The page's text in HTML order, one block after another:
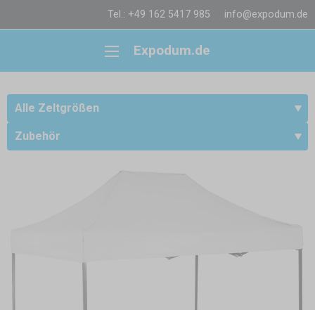
Tel.: +49 162 5417 985 info@expodum.de
Expodum.de
Alle Zeltgrößen
Zubehör